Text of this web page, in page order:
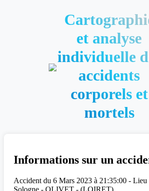
et analyse
individuelle
accidents
corporels et
mortels
Informations sur un
Accident du 6 Mars 2023 à 21:35:00 - Lieu